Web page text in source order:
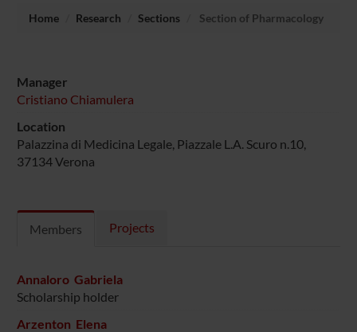
Home Research Sections Section of Pharmacology
Manager
Cristiano Chiamulera
Location
Palazzina di Medicina Legale, Piazzale L.A. Scuro n.10,
37134 Verona
Members Projects
Annaloro Gabriela
Scholarship holder
Arzenton Elena